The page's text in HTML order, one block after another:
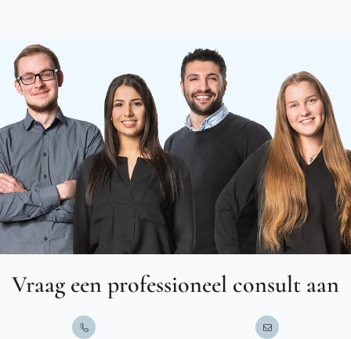
Vraag een professioneel consult aan